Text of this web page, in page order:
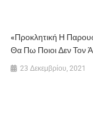
«Προκλητική Η
Θα Πω Ποιοι Δεν Τον
23 Δεκεμβρίου, 2021